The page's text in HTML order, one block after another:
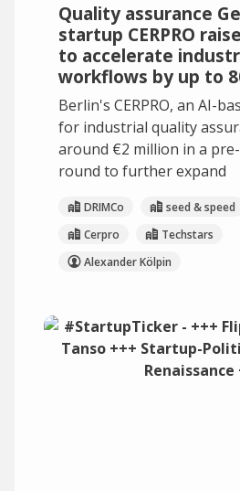
Quality assurance
startup CERPRO
to accelerate
workflows by up to
Berlin's CERPRO, an AI-
for industrial quality
around €2 million in a
round to further expand
DRIMCo seed & speed
Cerpro
Techstars
Alexander Kölpin